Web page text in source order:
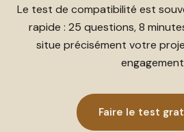
Le test de compatibilité est
rapide : 25 questions, 8
situe précisément votre
Faire le test